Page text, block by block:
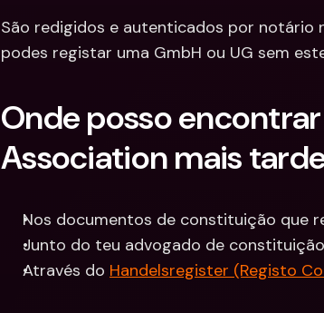
São redigidos e autenticados por notário
podes registar uma GmbH ou UG sem
Onde posso
Association mais
Nos documentos de constituição que
Junto do teu advogado de
Através do Handelsregister (Registo